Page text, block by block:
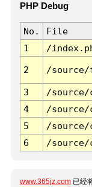
PHP Debug
No. File
1
/
2 /
3 /
4
/
5
/
6
/
www.365jz.com 已经